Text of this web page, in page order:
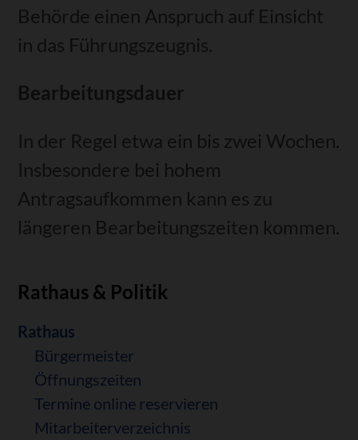
Rathaus & Politik
Navigation
überspringen
Rathaus
Bürgermeister
Öffnungszeiten
Termine online reservieren
Mitarbeiterverzeichnis
Behörde einen Anspruch auf Einsicht
in das Führungszeugnis.
Bearbeitungsdauer
In der Regel etwa ein bis zwei Wochen.
Insbesondere bei hohem
Antragsaufkommen kann es zu
längeren Bearbeitungszeiten kommen.